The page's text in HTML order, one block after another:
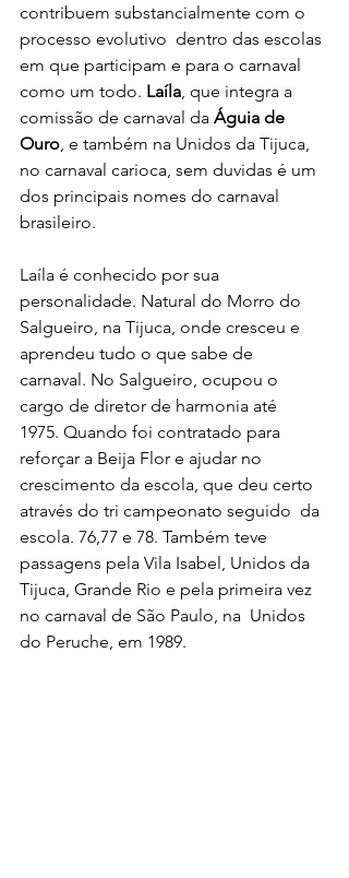
contribuem substancialmente com o
processo evolutivo  dentro das escolas
em que participam e para o carnaval
como um todo. Laíla, que integra a
comissão de carnaval da Águia de
Ouro, e também na Unidos da Tijuca,
no carnaval carioca, sem duvidas é um
dos principais nomes do carnaval
brasileiro.
Laíla é conhecido por sua
personalidade. Natural do Morro do
Salgueiro, na Tijuca, onde cresceu e
aprendeu tudo o que sabe de
carnaval. No Salgueiro, ocupou o
cargo de diretor de harmonia até
1975. Quando foi contratado para
reforçar a Beija Flor e ajudar no
crescimento da escola, que deu certo
através do tri campeonato seguido  da
escola. 76,77 e 78. Também teve
passagens pela Vila Isabel, Unidos da
Tijuca, Grande Rio e pela primeira vez
no carnaval de São Paulo, na  Unidos
do Peruche, em 1989.